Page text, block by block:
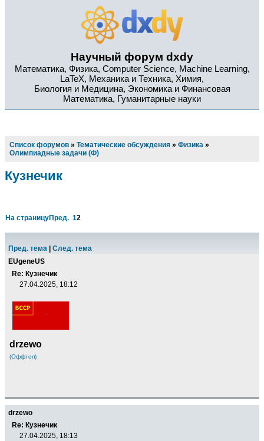
Научный форум dxdy
Математика, Физика, Computer Science, Machine Learning,
LaTeX, Механика и Техника, Химия,
Биология и Медицина, Экономика и Финансовая
Математика, Гуманитарные науки
Список форумов » Тематические обсуждения » Физика »
Олимпиадные задачи (Ф)
Кузнечик
На страницуПред. 12
Пред. тема
След. тема
EUgeneUS
Re: Кузнечик
27.04.2025, 18:12
drzewo
(Оффтоп)
drzewo
Re: Кузнечик
27.04.2025, 18:13